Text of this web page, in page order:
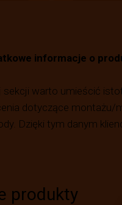
informacje o
sekcji warto umieścić
dotyczące montażu/
Dzięki tym danym
produkty